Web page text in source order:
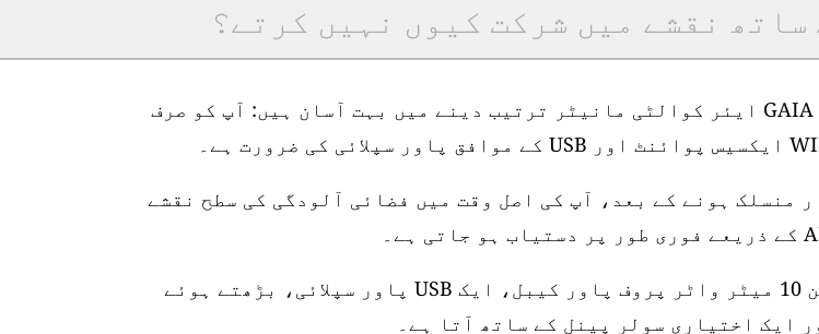
نقشے میں شرکت کیوں نہیں کرتے؟
ہمارے GAIA ایئر کوالٹی مانیٹر ترتیب دینے میں بہت آسان ہیں: آپ کو صرف
منسلک ہونے کے بعد، آپ کی اصل وقت میں فضائی آلودگی کی سطح نقشے
اسٹیشن 10 میٹر واٹر پروف پاور کیبل، ایک USB پاور سپلائی، بڑھتے ہوئے
ایک اختیاری سولر پینل کے ساتھ آتا ہے۔